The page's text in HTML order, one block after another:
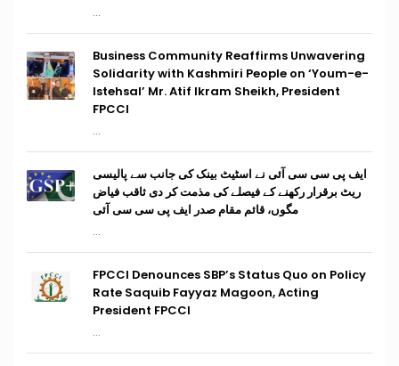
...
Business Community Reaffirms Unwavering
Solidarity with Kashmiri People on ‘Youm-e-
Istehsal’ Mr. Atif Ikram Sheikh, President
FPCCI
...
ایف پی سی سی آئی نے اسٹیٹ بینک کی جانب سے پالیسی
ریٹ برقرار رکھنے کے فیصلے کی مذمت کر دی ثاقب فیاض
مگوں، قائم مقام صدر ایف پی سی سی آئی
...
FPCCI Denounces SBP’s Status Quo on Policy
Rate Saquib Fayyaz Magoon, Acting
President FPCCI
...